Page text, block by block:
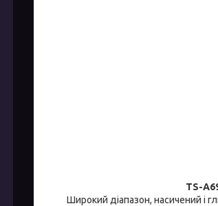
TS-
Широкий діапазон, насичений і